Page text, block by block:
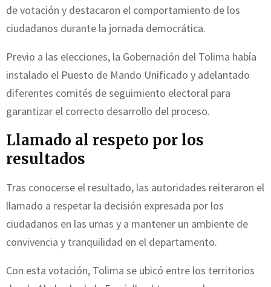
de votación y destacaron el comportamiento de los
ciudadanos durante la jornada democrática.
Previo a las elecciones, la Gobernación del Tolima había
instalado el Puesto de Mando Unificado y adelantado
diferentes comités de seguimiento electoral para
garantizar el correcto desarrollo del proceso.
Llamado al respeto por los
resultados
Tras conocerse el resultado, las autoridades reiteraron el
llamado a respetar la decisión expresada por los
ciudadanos en las urnas y a mantener un ambiente de
convivencia y tranquilidad en el departamento.
Con esta votación, Tolima se ubicó entre los territorios